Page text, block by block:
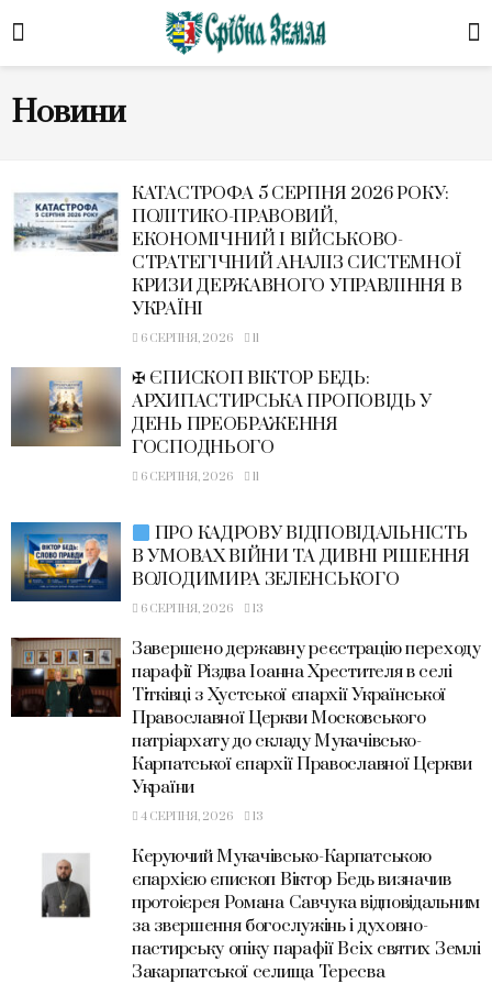
Новини
КАТАСТРОФА 5 СЕРПНЯ 2026 РОКУ:
ПОЛІТИКО-ПРАВОВИЙ,
ЕКОНОМІЧНИЙ І ВІЙСЬКОВО-
СТРАТЕГІЧНИЙ АНАЛІЗ СИСТЕМНОЇ
КРИЗИ ДЕРЖАВНОГО УПРАВЛІННЯ В
УКРАЇНІ
6 СЕРПНЯ, 2026 11
✠ ЄПИСКОП ВІКТОР БЕДЬ:
АРХИПАСТИРСЬКА ПРОПОВІДЬ У
ДЕНЬ ПРЕОБРАЖЕННЯ
ГОСПОДНЬОГО
6 СЕРПНЯ, 2026 11
ПРО КАДРОВУ ВІДПОВІДАЛЬНІСТЬ
В УМОВАХ ВІЙНИ ТА ДИВНІ РІШЕННЯ
ВОЛОДИМИРА ЗЕЛЕНСЬКОГО
6 СЕРПНЯ, 2026 13
Завершено державну реєстрацію переходу
парафії Різдва Іоанна Хрестителя в селі
Тітківці з Хустської єпархії Української
Православної Церкви Московського
патріархату до складу Мукачівсько-
Карпатської єпархії Православної Церкви
України
4 СЕРПНЯ, 2026 13
Керуючий Мукачівсько-Карпатською
єпархією єпископ Віктор Бедь визначив
протоієрея Романа Савчука відповідальним
за звершення богослужінь і духовно-
пастирську опіку парафії Всіх святих Землі
Закарпатської селища Тересва